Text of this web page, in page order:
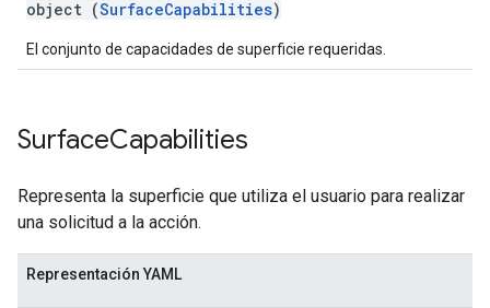
object (SurfaceCapabilities)
El conjunto de capacidades de superficie requeridas.
SurfaceCapabilities
Representa la superficie que utiliza el usuario para realizar
una solicitud a la acción.
Representación YAML